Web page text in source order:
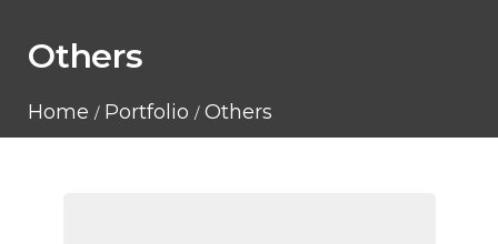
Others
Home Portfolio Others